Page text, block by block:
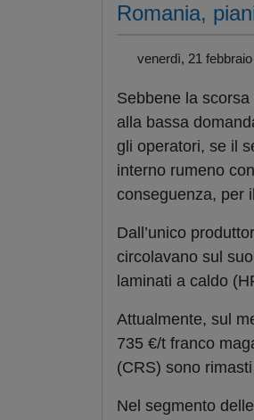
Romania,
venerdì, 21
Sebbene la
alla bassa
gli operatori, se il
interno rumeno
conseguenza, per
Dall’unico
circolavano sul
laminati a caldo
Attualmente, sul
735 €/t franco
(CRS) sono
Nel segmento